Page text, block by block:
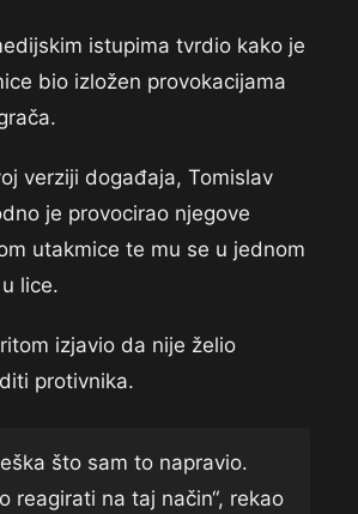
istupima tvrdio kako je
bio izložen provokacijama
verziji događaja, Tomislav
je provocirao njegove
utakmice te mu se u jednom
lice.
izjavio da nije želio
protivnika.
što sam to napravio.
reagirati na taj način“, rekao